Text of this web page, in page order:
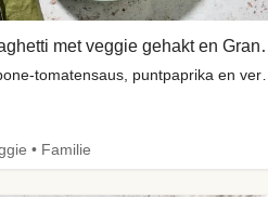
Romige
met mascarpone-tomatensaus, puntpaprika en vers basilicum
• Familie